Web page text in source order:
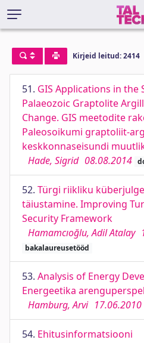
Kirjeid leitud: 2414
51. GIS Applications in the
Palaeozoic Graptolite
Change. GIS meetodite
Paleosoikumi graptoliit-
keskkonnaseisundi
Hade, Sigrid 08.08.2014
52. Türgi riikliku
täiustamine. Improving
Security Framework
Hamamcıoğlu, Adil Atalay
bakalaureusetööd
53. Analysis of Energy
Energeetika
Hamburg, Arvi 17.06.2010
54. Ehitusinformatsiooni